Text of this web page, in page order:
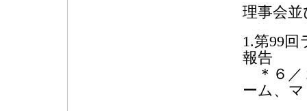
理事会
1.第99
報告
＊６／
ーム、